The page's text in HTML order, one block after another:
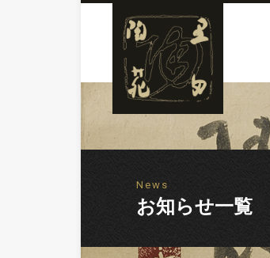
News
お知らせ一覧